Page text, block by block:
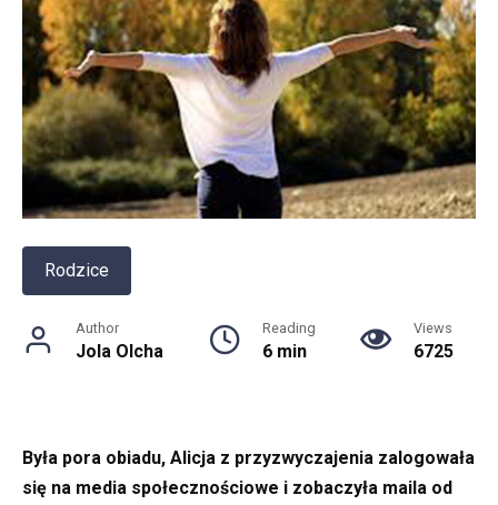
Rodzice
Author
Jola Olcha
Reading
6 min
Views
6725
Była pora obiadu, Alicja z przyzwyczajenia zalogowała
się na media społecznościowe i zobaczyła maila od